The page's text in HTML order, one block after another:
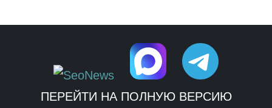
ПЕРЕЙТИ НА ПОЛНУЮ ВЕРСИЮ